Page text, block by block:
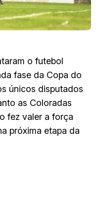
o futebol
fase da Copa do
únicos disputados
as Coloradas
fez valer a força
próxima etapa da